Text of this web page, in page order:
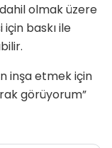
olmak üzere
baskı ile
inşa etmek için
görüyorum”